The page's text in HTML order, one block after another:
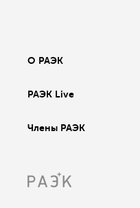
О РАЭК
РАЭК Live
Члены РАЭК